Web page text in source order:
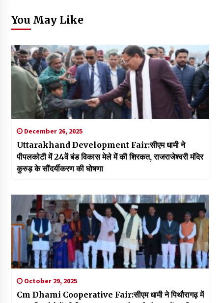
You May Like
December 26, 2025
Uttarakhand Development Fair:सीएम धामी ने
पीपलकोटी में 24वें बंड विकास मेले में की शिरकत, राजराजेश्वरी मंदिर
कुरुड़ के सौंदर्यीकरण की घोषणा
October 29, 2025
Cm Dhami Cooperative Fair:सीएम धामी ने पिथौरागढ़ में